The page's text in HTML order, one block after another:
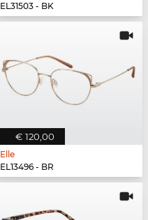
EL31503 - BK
€ 120,00
Elle
EL13496 - BR